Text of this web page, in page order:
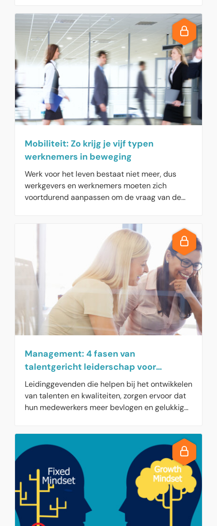
Mobiliteit: Zo krijg je vijf typen
werknemers in beweging
Werk voor het leven bestaat niet meer, dus
werkgevers en werknemers moeten zich
voortdurend aanpassen om de vraag van de
typen, geeft inzicht in de drijfveren van
werknemers en de mogelijkheden om hen te
Management: 4 fasen van
talentgericht leiderschap voor
bevlogen medewerkers
Leidinggevenden die helpen bij het ontwikkelen
van talenten en kwaliteiten, zorgen ervoor dat
hun medewerkers meer bevlogen en gelukkiger
werknemers die het minder naar hun zin
hebben. Wie talentgericht leiderschap oppakt,
doorloopt een proces van 4 fasen.